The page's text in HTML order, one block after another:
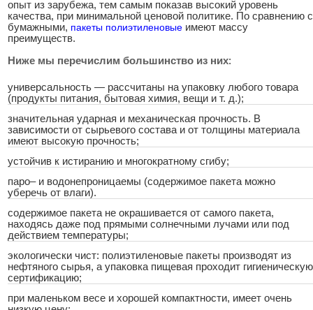
опыт из зарубежа, тем самым показав высокий уровень
качества, при минимальной ценовой политике. По сравнению с
бумажными, пакеты полиэтиленовые имеют массу
преимуществ.
Ниже мы перечислим большинство из них:
универсальность — рассчитаны на упаковку любого товара
(продукты питания, бытовая химия, вещи и т. д.);
значительная ударная и механическая прочность. В
зависимости от сырьевого состава и от толщины материала
имеют высокую прочность;
устойчив к истиранию и многократному сгибу;
паро– и водонепроницаемы (содержимое пакета можно
уберечь от влаги).
содержимое пакета не окрашивается от самого пакета,
находясь даже под прямыми солнечными лучами или под
действием температуры;
экологически чист: полиэтиленовые пакеты производят из
нефтяного сырья, а упаковка пищевая проходит гигиеническую
сертификацию;
при маленьком весе и хорошей компактности, имеет очень